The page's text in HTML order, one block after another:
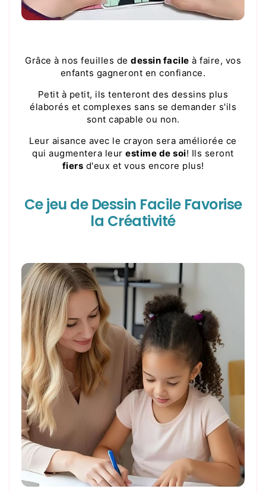
Grâce à nos feuilles de dessin facile à faire, vos
enfants gagneront en confiance.
Petit à petit, ils tenteront des dessins plus
élaborés et complexes sans se demander s'ils
sont capable ou non.
Leur aisance avec le crayon sera améliorée ce
qui augmentera leurestime de soi! Ils seront
fiers d'eux et vous encore plus!
Ce jeu de Dessin Facile Favorise
la Créativité